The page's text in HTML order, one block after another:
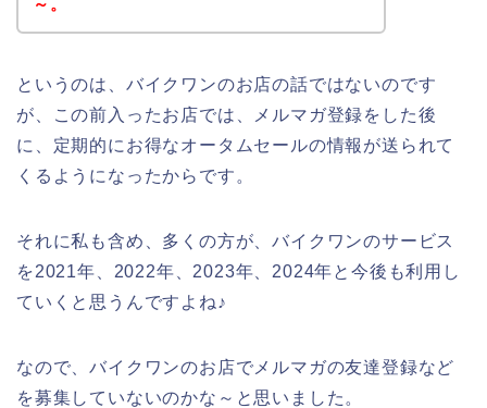
～。
というのは、バイクワンのお店の話ではないのです
が、この前入ったお店では、メルマガ登録をした後
に、定期的にお得なオータムセールの情報が送られて
くるようになったからです。
それに私も含め、多くの方が、バイクワンのサービス
を2021年、2022年、2023年、2024年と今後も利用し
ていくと思うんですよね♪
なので、バイクワンのお店でメルマガの友達登録など
を募集していないのかな～と思いました。